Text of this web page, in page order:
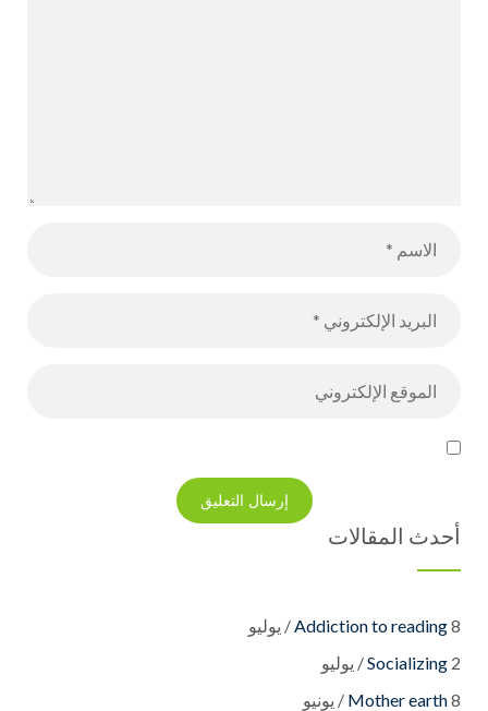
أحدث المقالات
Addiction to reading8 / يوليو
Socializing 2 / يوليو
Mother earth8 / يونيو